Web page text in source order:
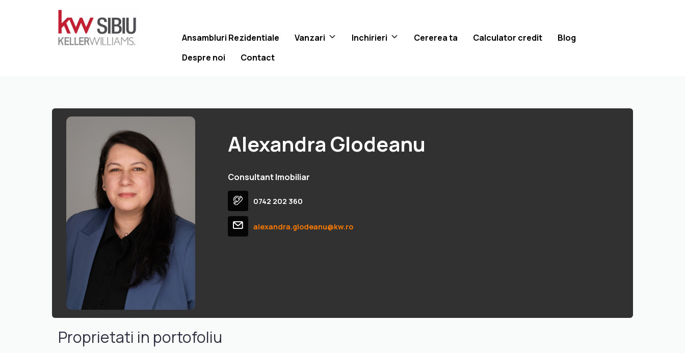
Ansambluri Rezidentiale Vanzari Inchirieri Cererea ta Calculator credit
Blog
Despre noi
Contact
Alexandra Glodeanu
Consultant Imobiliar
0742 202 360
alexandra.glodeanu@kw.ro
Proprietati in portofoliu